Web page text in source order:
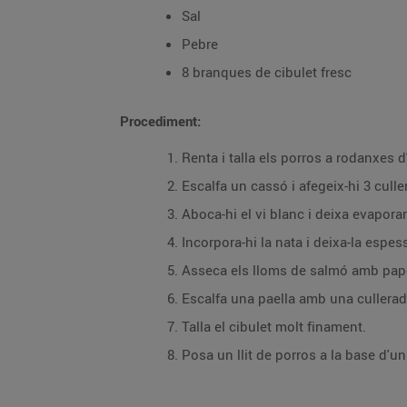
Sal
Pebre
8 branques de cibulet fresc
Procediment:
Renta i talla els porros a rodanxes
Escalfa un cassó i afegeix-hi 3
Aboca-hi el vi blanc i deixa
Incorpora-hi la nata i deixa-la
Asseca els lloms de salmó amb
Escalfa una paella amb una
Talla el cibulet molt finament.
Posa un llit de porros a la base